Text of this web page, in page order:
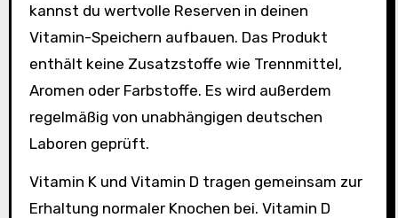
kannst du wertvolle Reserven in deinen
Vitamin-Speichern aufbauen. Das Produkt
enthält keine Zusatzstoffe wie Trennmittel,
Aromen oder Farbstoffe. Es wird außerdem
regelmäßig von unabhängigen deutschen
Laboren geprüft.
Vitamin K und Vitamin D tragen gemeinsam zur
Erhaltung normaler Knochen bei. Vitamin D